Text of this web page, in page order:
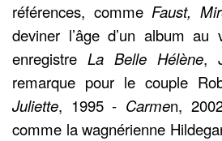
références, commeFaust,
deviner l’âge d’un album
enregistreLa Belle Hélène,
remarque pour le couple
Juliette, 1995 - Carmen,
comme la wagnérienne